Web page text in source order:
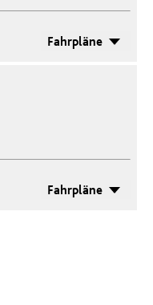
Fahrpläne
Fahrpläne